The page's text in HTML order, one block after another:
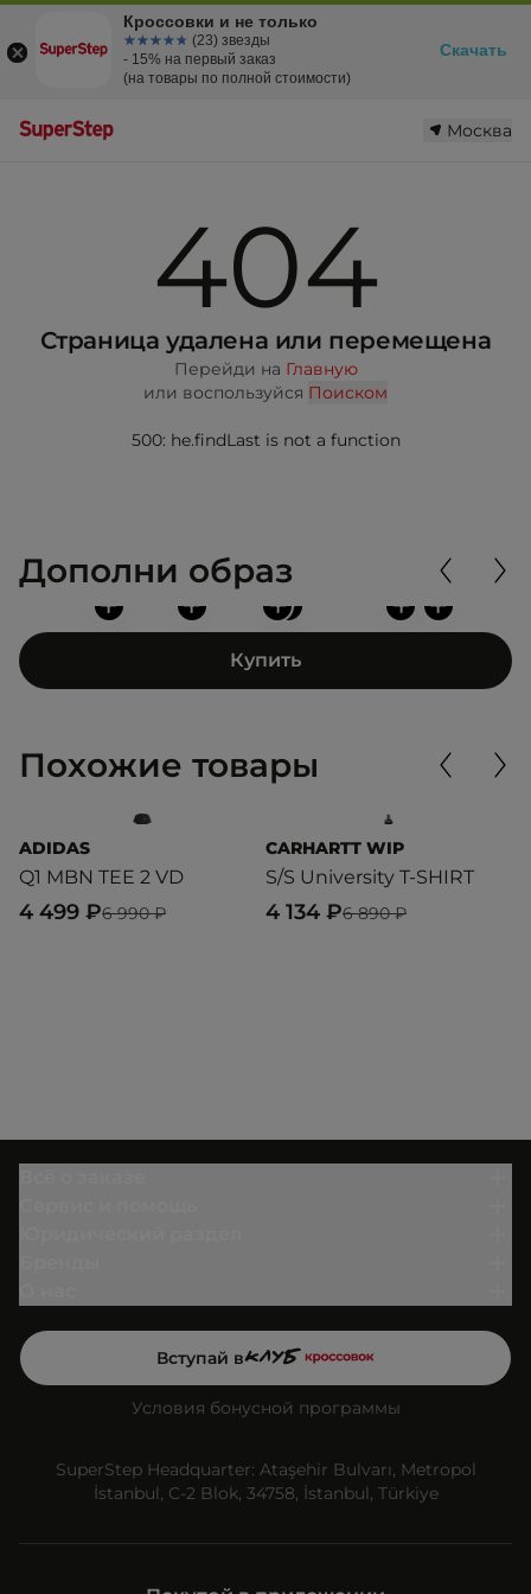
Москва
404
Страница удалена или перемещена
Перейди на Главную
или воспользуйся Поиском
500: he.findLast is not a function
Дополни образ
+
+
+ + + +
Купить
Похожие товары
ADIDAS
Q1 MBN TEE 2 VD
6 990 ₽
4 499 ₽
CARHARTT WIP
S/S University T-SHIRT
6 890 ₽
4 134 ₽
Вступай в
Условия бонусной программы
SuperStep Headquarter: Ataşehir Bulvarı, Metropol
İstanbul, C-2 Blok, 34758, İstanbul, Türkiye
Кроссовки и не только
☆☆☆☆☆
★★★★★ (23) звезды
- 15% на первый заказ
(на товары по полной стоимости)
Скачать